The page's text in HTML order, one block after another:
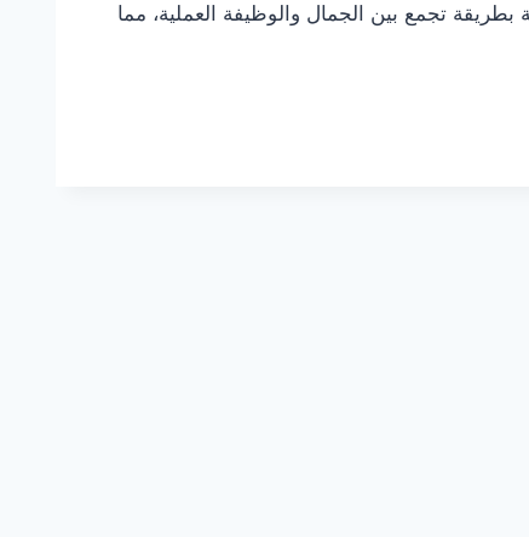
تجمع بين الجمال والوظيفة العملية، مما